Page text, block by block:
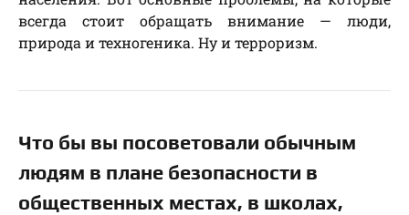
всегда стоит обращать внимание — люди,
природа и техногеника. Ну и терроризм.
Что бы вы посоветовали обычным
людям в плане безопасности в
общественных местах, в школах,